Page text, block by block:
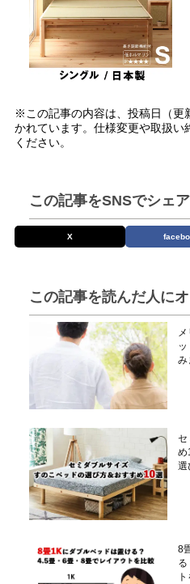
※この記事の内容は、投稿日（更
かれています。仕様変更や取扱い
ください。
この記事をSNSでシェ
X
この記事を読んだ人に
み
セ
め
選
8